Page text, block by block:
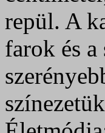
repül. A
farok és